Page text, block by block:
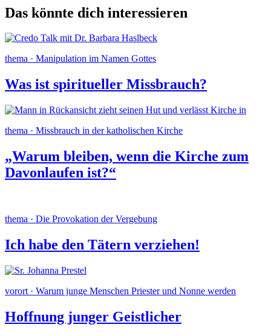
Das könnte dich interessieren
thema · Manipulation im Namen Gottes
Was ist spiritueller Missbrauch?
thema · Missbrauch in der katholischen Kirche
„Warum bleiben, wenn die Kirche zum
Davonlaufen ist?“
thema · Die Provokation der Vergebung
Ich habe den Tätern verziehen!
vorort · Warum junge Menschen Priester und Nonne werden
Hoffnung junger Geistlicher